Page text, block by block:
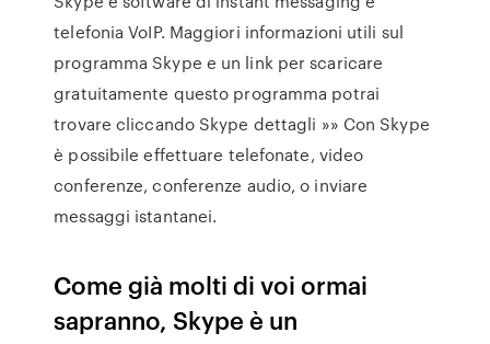
telefonia VoIP. Maggiori informazioni utili sul
programma Skype e un link per scaricare
gratuitamente questo programma potrai
trovare cliccando Skype dettagli »» Con Skype
è possibile effettuare telefonate, video
conferenze, conferenze audio, o inviare
messaggi istantanei.
Come già molti di voi ormai
sapranno, Skype è un